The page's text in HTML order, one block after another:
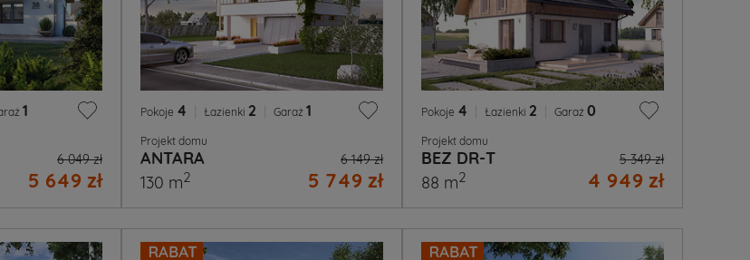
1
6 049 zł
5 649 zł
Pokoje 4 Łazienki 2 Garaż 1
Projekt domu
ANTARA 6 149 zł
5 749 zł
130 m2
Pokoje 4 Łazienki 2 Garaż 0
Projekt domu
BEZ DR-T 5 349 zł
4 949 zł
88 m2